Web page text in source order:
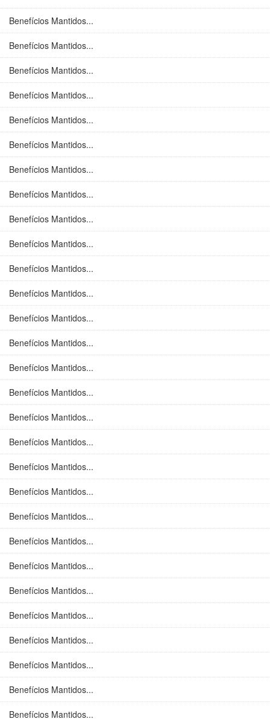
Benefícios Mantidos...
Benefícios Mantidos...
Benefícios Mantidos...
Benefícios Mantidos...
Benefícios Mantidos...
Benefícios Mantidos...
Benefícios Mantidos...
Benefícios Mantidos...
Benefícios Mantidos...
Benefícios Mantidos...
Benefícios Mantidos...
Benefícios Mantidos...
Benefícios Mantidos...
Benefícios Mantidos...
Benefícios Mantidos...
Benefícios Mantidos...
Benefícios Mantidos...
Benefícios Mantidos...
Benefícios Mantidos...
Benefícios Mantidos...
Benefícios Mantidos...
Benefícios Mantidos...
Benefícios Mantidos...
Benefícios Mantidos...
Benefícios Mantidos...
Benefícios Mantidos...
Benefícios Mantidos...
Benefícios Mantidos...
Benefícios Mantidos...